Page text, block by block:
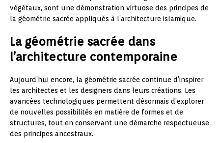
végétaux, sont une démonstration virtuose des principes de
la géométrie sacrée appliqués à l’architecture islamique.
La géométrie sacrée dans
l’architecture contemporaine
Aujourd’hui encore, la géométrie sacrée continue d’inspirer
les architectes et les designers dans leurs créations. Les
avancées technologiques permettent désormais d’explorer
de nouvelles possibilités en matière de formes et de
structures, tout en conservant une démarche respectueuse
des principes ancestraux.